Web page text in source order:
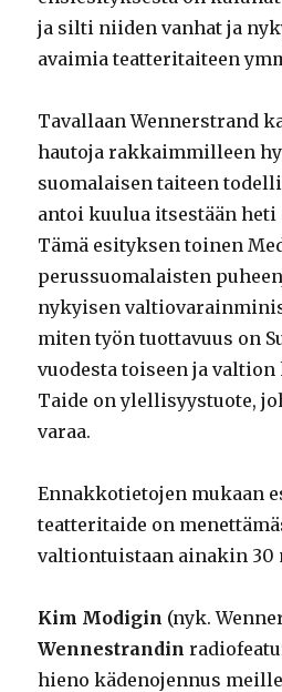
ja silti niiden vanhat ja
avaimia teatteritaiteen
Tavallaan Wennerstrand
hautoja rakkaimmilleen
suomalaisen taiteen
antoi kuulua itsestään heti
Tämä esityksen toinen
perussuomalaisten
nykyisen
miten työn tuottavuus on
vuodesta toiseen ja valtion
Taide on ylellisyystuote,
varaa.
Ennakkotietojen mukaan
teatteritaide on
valtiontuistaan ainakin 30
Kim Modigin (nyk.
Wennestrandin
hieno kädenojennus